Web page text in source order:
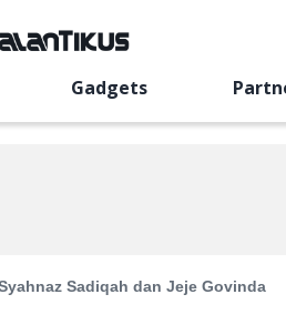
Gadgets
Sadiqah dan Jeje Govinda